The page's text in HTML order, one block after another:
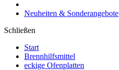
Neuheiten & Sonderangebote
Schließen
Start
Brennhilfsmittel
eckige Ofenplatten